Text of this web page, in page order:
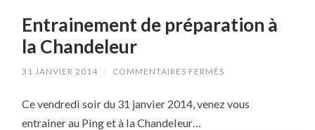
Entrainement de préparation à
la Chandeleur
31 JANVIER 2014 / COMMENTAIRES FERMÉS
PRÉPARATION
Ce vendredi soir du 31 janvier 2014, venez vous
entrainer au Ping et à la Chandeleur…